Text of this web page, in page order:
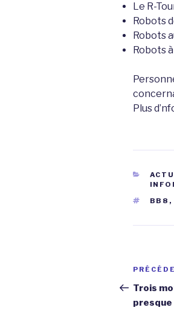
Le R-
Robots
Robots
Robots
Plus
BB8 ,
de
Article
Trois